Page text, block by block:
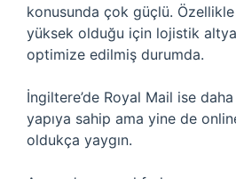
konusunda çok güçlü.
yüksek olduğu için lojistik
optimize edilmiş durumda.
İngiltere’de Royal Mail ise
yapıya sahip ama yine de
oldukça yaygın.